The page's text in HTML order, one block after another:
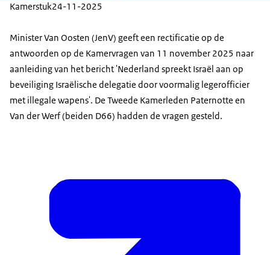
Kamerstuk24-11-2025
Minister Van Oosten (JenV) geeft een rectificatie op de
antwoorden op de Kamervragen van 11 november 2025 naar
aanleiding van het bericht 'Nederland spreekt Israël aan op
beveiliging Israëlische delegatie door voormalig legerofficier
met illegale wapens'. De Tweede Kamerleden Paternotte en
Van der Werf (beiden D66) hadden de vragen gesteld.